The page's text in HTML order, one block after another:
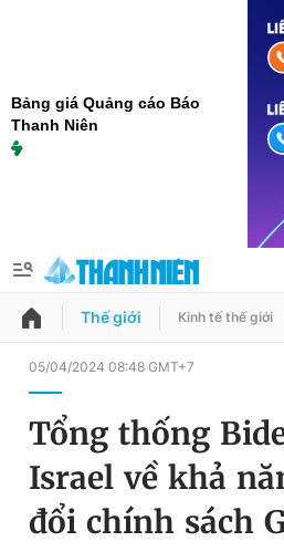
Bảng giá Quảng cáo Báo
Thanh Niên
QUẢNG CÁO
Chuyên mục
Chuyên mục khác
Đổi mật khẩu
Tin đã lưu
Thế giới Kinh tế thế giới
05/04/2024 08:48 GMT+7
Tổng thống
Israel về khả
đổi chính sách